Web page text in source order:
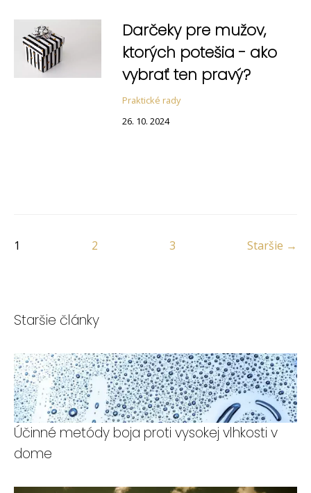
Darčeky pre mužov,
ktorých potešia - ako
vybrať ten pravý?
Praktické rady
26. 10. 2024
1 2 3 Staršie →
Staršie články
Účinné metódy boja proti vysokej vlhkosti v
dome